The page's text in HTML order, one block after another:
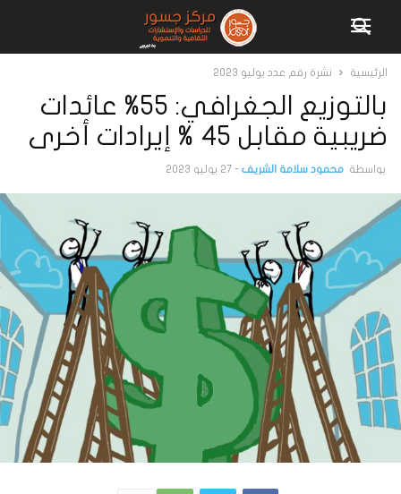
الرئيسية نشرة رقم عدد يوليو 2023
بالتوزيع الجغرافي: 55% عائدات
ضريبية مقابل 45 % إيرادات أخرى
بواسطة محمود سلامة الشريف - 27 يوليو 2023